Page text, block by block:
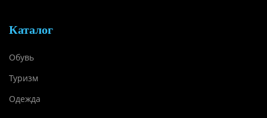
Каталог
Обувь
Туризм
Одежда